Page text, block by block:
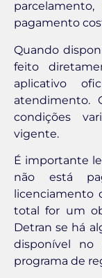
pagamento
Quando
feito
aplicativo
atendimento.
condições
vigente.
É importante
não está
licenciamento
total for um
Detran se há
disponível
programa de